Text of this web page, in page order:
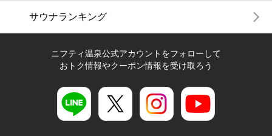
サウナランキング
ニフティ温泉公式アカウントをフォローして
おトク情報やクーポン情報を受け取ろう